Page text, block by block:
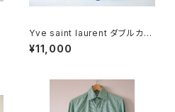
Yve saint laurent ダブルカフ
スシャツ
¥11,000